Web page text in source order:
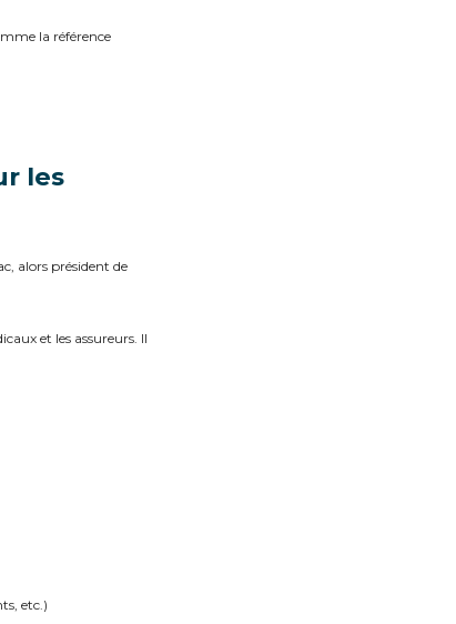
la référence
les
alors président de
et les assureurs. Il
etc.)